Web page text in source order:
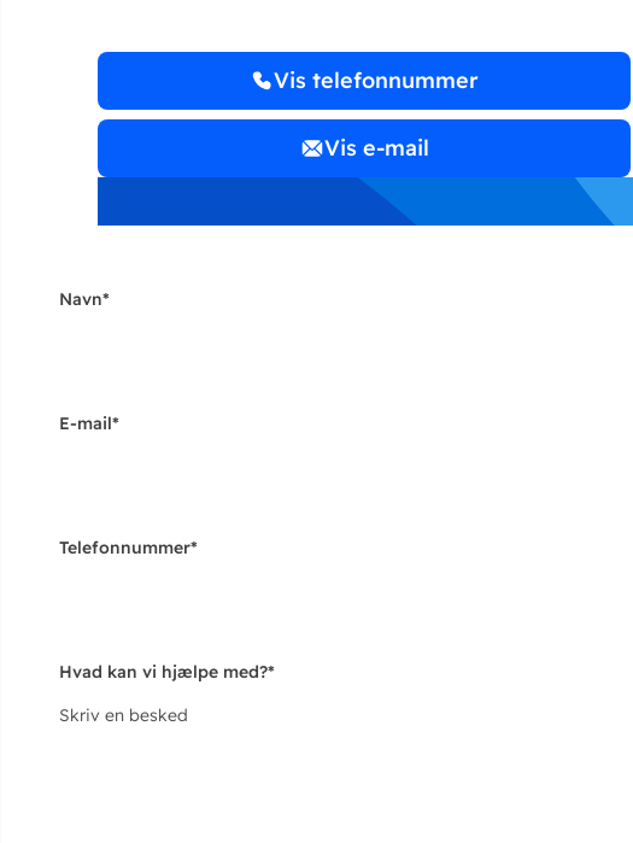
Vis telefonnummer
Vis e-mail
Navn*
E-mail*
Telefonnummer*
Hvad kan vi hjælpe med?*
Skriv en besked